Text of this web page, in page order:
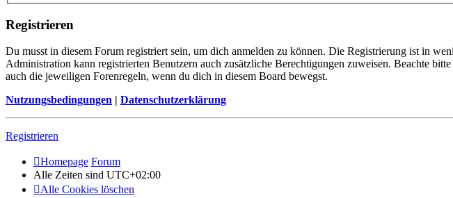
Registrieren
Du musst in diesem Forum registriert sein, um dich anmelden zu können. Die Registrierung ist in
Administration kann registrierten Benutzern auch zusätzliche Berechtigungen zuweisen. Beachte
auch die jeweiligen Forenregeln, wenn du dich in diesem Board bewegst.
Nutzungsbedingungen | Datenschutzerklärung
Registrieren
Homepage Forum
Alle Zeiten sind UTC+02:00
Alle Cookies löschen